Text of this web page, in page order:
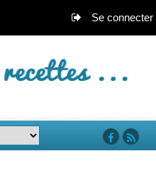
Se connecter